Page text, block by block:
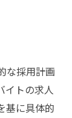
提示
な採用計画
イトの求人
基に具体的